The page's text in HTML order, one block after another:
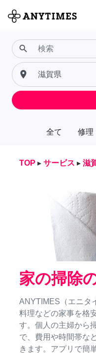
全て 修理
search
place
TOP ▸ サービス ▸ 滋
家の掃除
ANYTIMES（エニタ
料理などの家事を格
す。個人の主婦から
で、費用や時間帯な
きます。アプリで簡